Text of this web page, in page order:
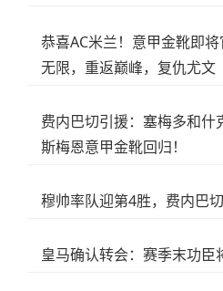
恭喜AC米兰！意甲金靴即
无限，重返巅峰，复仇尤文
费内巴切引援：塞梅多和什
斯梅恩意甲金靴回归！
穆帅率队迎第4胜，费内巴
皇马确认转会：赛季末功臣